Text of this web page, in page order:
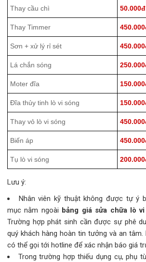
Thay cầu chì
Thay Timmer
Sơn + xử lý rỉ sét
Lá chắn sóng
Moter đĩa
Đĩa thủy tinh lò vi sóng
Thay vỏ lò vi sóng
Biến áp
Tụ lò vi sóng
Lưu ý:
Nhân viên kỹ thuật không được tự ý
mục nằm ngoài bảng giá sửa chữa lò
Trường hợp phát sinh cần được sự phê
quý khách hàng hoàn tin tưởng và an tâm.
có thể gọi tới hotline để xác nhận báo giá
Trong trường hợp thiếu dụng cụ, phụ